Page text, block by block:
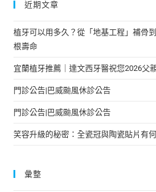
近期文章
植牙可以用多久？從「地基工程」補骨
根壽命
宜蘭植牙推薦｜達文西牙醫祝您2026父
門診公告|巴威颱風休診公告
門診公告|巴威颱風休診公告
笑容升級的秘密：全瓷冠與陶瓷貼片有
彙整